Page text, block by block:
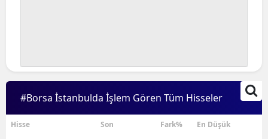
#Borsa İstanbulda İşlem Gören Tüm Hisseler
Hisse Son Fark% En Düşük